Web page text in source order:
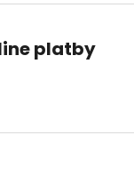
platby